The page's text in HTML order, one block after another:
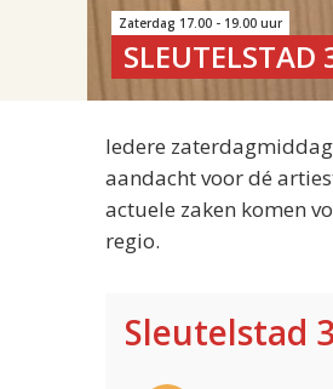
Zaterdag 17.00 - 19.00 uur
SLEUTELSTAD
Iedere
aandacht voor dé
actuele zaken komen
regio.
Sleutelstad